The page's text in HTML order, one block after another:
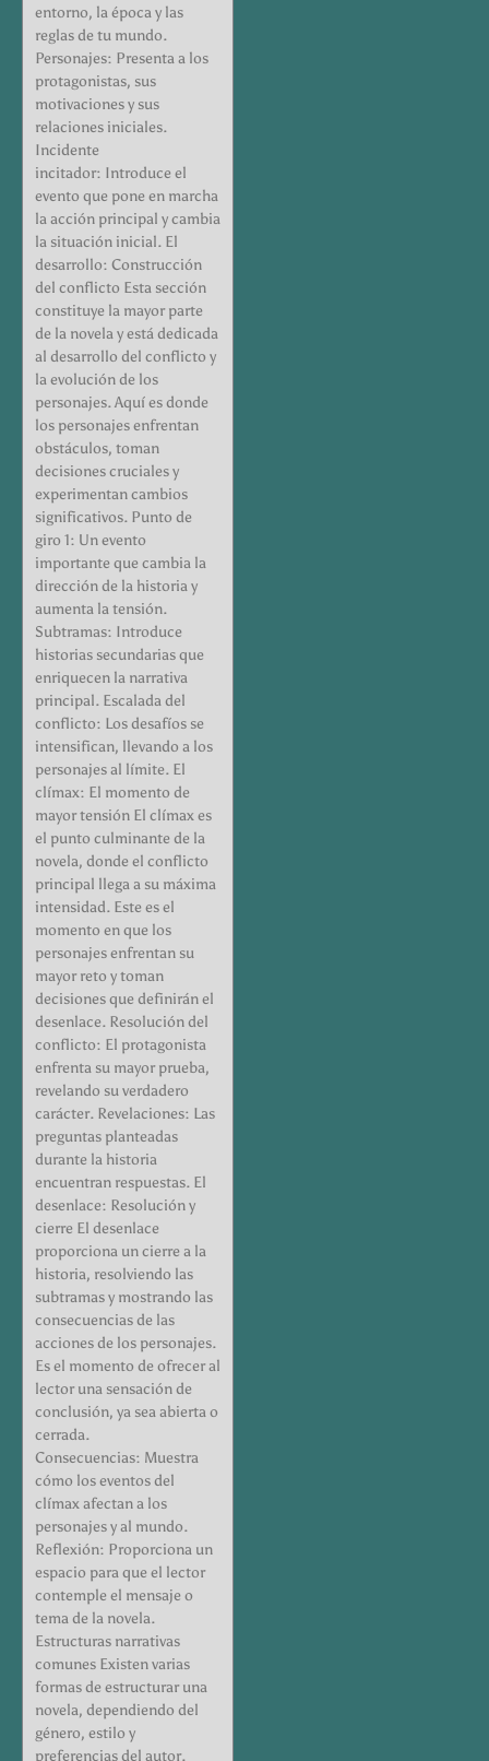
entorno, la época y las
reglas de tu mundo.
Personajes: Presenta a los
protagonistas, sus
motivaciones y sus
relaciones iniciales.
Incidente
incitador: Introduce el
evento que pone en marcha
la acción principal y cambia
la situación inicial. El
desarrollo: Construcción
del conflicto Esta sección
constituye la mayor parte
de la novela y está dedicada
al desarrollo del conflicto y
la evolución de los
personajes. Aquí es donde
los personajes enfrentan
obstáculos, toman
decisiones cruciales y
experimentan cambios
significativos. Punto de
giro 1: Un evento
importante que cambia la
dirección de la historia y
aumenta la tensión.
Subtramas: Introduce
historias secundarias que
enriquecen la narrativa
principal. Escalada del
conflicto: Los desafíos se
intensifican, llevando a los
personajes al límite. El
clímax: El momento de
mayor tensión El clímax es
el punto culminante de la
novela, donde el conflicto
principal llega a su máxima
intensidad. Este es el
momento en que los
personajes enfrentan su
mayor reto y toman
decisiones que definirán el
desenlace. Resolución del
conflicto: El protagonista
enfrenta su mayor prueba,
revelando su verdadero
carácter. Revelaciones: Las
preguntas planteadas
durante la historia
encuentran respuestas. El
desenlace: Resolución y
cierre El desenlace
proporciona un cierre a la
historia, resolviendo las
subtramas y mostrando las
consecuencias de las
acciones de los personajes.
Es el momento de ofrecer al
lector una sensación de
conclusión, ya sea abierta o
cerrada.
Consecuencias: Muestra
cómo los eventos del
clímax afectan a los
personajes y al mundo.
Reflexión: Proporciona un
espacio para que el lector
contemple el mensaje o
tema de la novela.
Estructuras narrativas
comunes Existen varias
formas de estructurar una
novela, dependiendo del
género, estilo y
preferencias del autor.